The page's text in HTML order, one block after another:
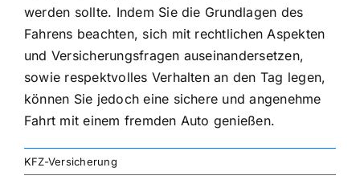
werden sollte. Indem Sie die Grundlagen des
Fahrens beachten, sich mit rechtlichen Aspekten
und Versicherungsfragen auseinandersetzen,
sowie respektvolles Verhalten an den Tag legen,
können Sie jedoch eine sichere und angenehme
Fahrt mit einem fremden Auto genießen.
KFZ-Versicherung